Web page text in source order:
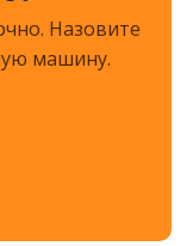
Назовите
машину.